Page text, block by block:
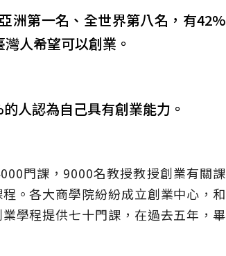
洲第一名、全世界第八名，有42%
人希望可以創業。
人認為自己具有創業能力。
門課，9000名教授教授創業有關課
。各大商學院紛紛成立創業中心，和
學程提供七十門課，在過去五年，畢